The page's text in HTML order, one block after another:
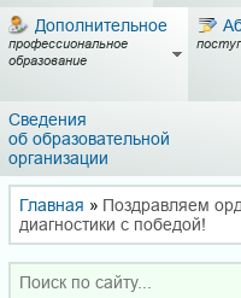
Дополнительное
профессиональное
образование
Сведения
об образовательной
организации
Главная » Поздравляем
диагностики с победой!